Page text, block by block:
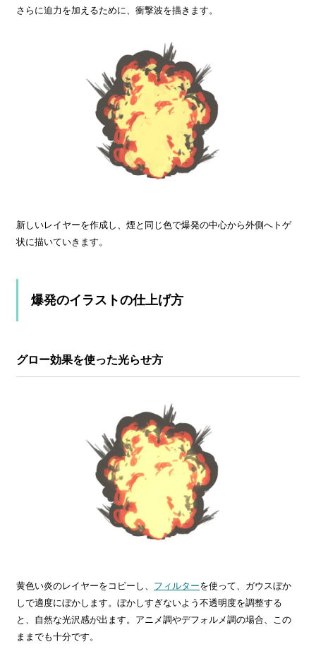
さらに迫力を加えるために、衝撃波を描きます。
新しいレイヤーを作成し、煙と同じ色で爆発の中心から外側へトゲ
状に描いていきます。
爆発のイラストの仕上げ方
グロー効果を使った光らせ方
黄色い炎のレイヤーをコピーし、 フィルターを使って、ガウスぼか
しで適度にぼかします。ぼかしすぎないよう不透明度を調整する
と、自然な光沢感が出ます。アニメ調やデフォルメ調の場合、この
ままでも十分です。